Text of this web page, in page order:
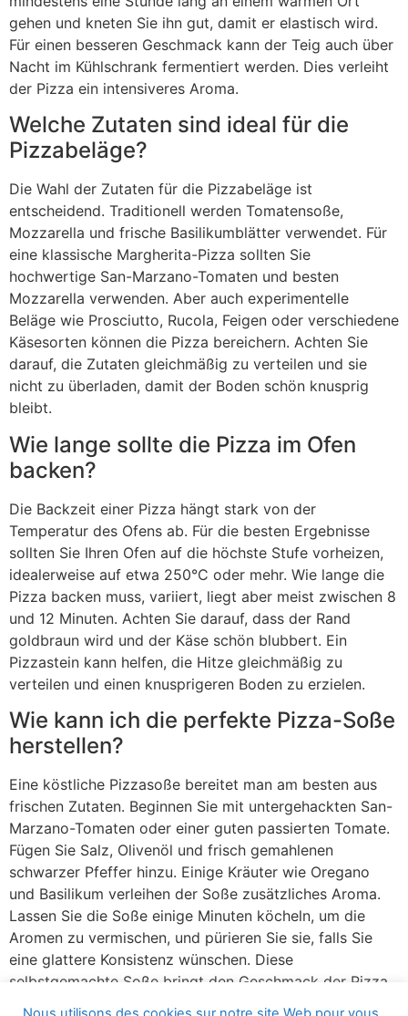
gehen und kneten Sie ihn gut, damit er elastisch wird.
Für einen besseren Geschmack kann der Teig auch über
Nacht im Kühlschrank fermentiert werden. Dies verleiht
der Pizza ein intensiveres Aroma.
Welche Zutaten sind ideal für die
Pizzabeläge?
Die Wahl der Zutaten für die Pizzabeläge ist
entscheidend. Traditionell werden Tomatensoße,
Mozzarella und frische Basilikumblätter verwendet. Für
eine klassische Margherita-Pizza sollten Sie
hochwertige San-Marzano-Tomaten und besten
Mozzarella verwenden. Aber auch experimentelle
Beläge wie Prosciutto, Rucola, Feigen oder verschiedene
Käsesorten können die Pizza bereichern. Achten Sie
darauf, die Zutaten gleichmäßig zu verteilen und sie
nicht zu überladen, damit der Boden schön knusprig
bleibt.
Wie lange sollte die Pizza im Ofen
backen?
Die Backzeit einer Pizza hängt stark von der
Temperatur des Ofens ab. Für die besten Ergebnisse
sollten Sie Ihren Ofen auf die höchste Stufe vorheizen,
idealerweise auf etwa 250°C oder mehr. Wie lange die
Pizza backen muss, variiert, liegt aber meist zwischen 8
und 12 Minuten. Achten Sie darauf, dass der Rand
goldbraun wird und der Käse schön blubbert. Ein
Pizzastein kann helfen, die Hitze gleichmäßig zu
verteilen und einen knusprigeren Boden zu erzielen.
Wie kann ich die perfekte Pizza-Soße
herstellen?
Eine köstliche Pizzasoße bereitet man am besten aus
frischen Zutaten. Beginnen Sie mit untergehackten San-
Marzano-Tomaten oder einer guten passierten Tomate.
Fügen Sie Salz, Olivenöl und frisch gemahlenen
schwarzer Pfeffer hinzu. Einige Kräuter wie Oregano
und Basilikum verleihen der Soße zusätzliches Aroma.
Lassen Sie die Soße einige Minuten köcheln, um die
Aromen zu vermischen, und pürieren Sie sie, falls Sie
eine glattere Konsistenz wünschen. Diese
selbstgemachte Soße bringt den Geschmack der Pizza
auf ein neues Level.